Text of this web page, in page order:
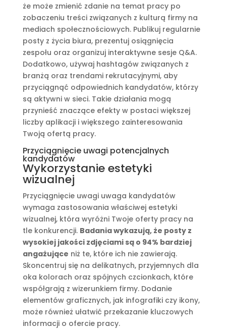
że może zmienić zdanie na temat pracy po
zobaczeniu treści związanych z kulturą firmy na
mediach społecznościowych. Publikuj regularnie
posty z życia biura, prezentuj osiągnięcia
zespołu oraz organizuj interaktywne sesje Q&A.
Dodatkowo, używaj hashtagów związanych z
branżą oraz trendami rekrutacyjnymi, aby
przyciągnąć odpowiednich kandydatów, którzy
są aktywni w sieci. Takie działania mogą
przynieść znaczące efekty w postaci większej
liczby aplikacji i większego zainteresowania
Twoją ofertą pracy.
Przyciągnięcie uwagi potencjalnych
kandydatów
Wykorzystanie estetyki
wizualnej
Przyciągnięcie uwagi uwaga kandydatów
wymaga zastosowania właściwej estetyki
wizualnej, która wyróżni Twoje oferty pracy na
tle konkurencji. Badania wykazują, że posty z
wysokiej jakości zdjęciami są o 94% bardziej
angażujące niż te, które ich nie zawierają.
Skoncentruj się na delikatnych, przyjemnych dla
oka kolorach oraz spójnych czcionkach, które
współgrają z wizerunkiem firmy. Dodanie
elementów graficznych, jak infografiki czy ikony,
może również ułatwić przekazanie kluczowych
informacji o ofercie pracy.